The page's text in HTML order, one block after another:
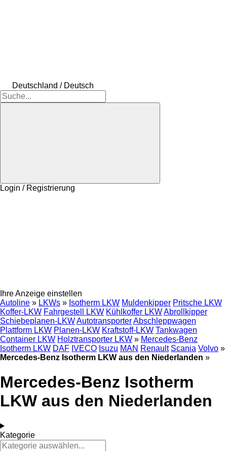
Deutschland / Deutsch
Login / Registrierung
Ihre Anzeige einstellen
Autoline » LKWs » Isotherm LKW Muldenkipper Pritsche LKW
Koffer-LKW Fahrgestell LKW Kühlkoffer LKWAbrollkipper
Schiebeplanen-LKWAutotransporterAbschleppwagen
Plattform LKW Planen-LKW Kraftstoff-LKW Tankwagen
Container LKW Holztransporter LKW » Mercedes-Benz
Isotherm LKW DAF IVECO Isuzu MAN Renault Scania Volvo »
Mercedes-Benz Isotherm LKW aus den Niederlanden »
Mercedes-Benz Isotherm
LKW aus den Niederlanden
Kategorie